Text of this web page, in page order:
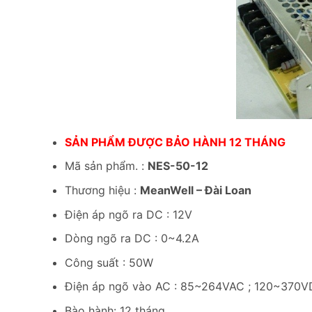
SẢN PHẨM ĐƯỢC BẢO HÀNH 12 THÁNG
Mã sản phẩm. : NES-50-12
Thương hiệu : MeanWell – Đài Loan
Điện áp ngõ ra DC : 12V
Dòng ngõ ra DC : 0~4.2A
Công suất : 50W
Điện áp ngõ vào AC : 85~264VAC ;